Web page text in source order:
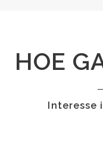
HOE
Interesse